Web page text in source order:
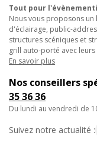
contre-jour, tout en
rendu colorimétrique
- Création de contre-
- Utilisation sur
en théâtre
- Mise en valeur de
une lumière bleue
- Intégration à des
Tout pour
Nous vous proposons
d'éclairage, public-
structures scéniques et
grill auto-porté avec
En savoir plus
Nos conseillers
35 36 36
du lundi au vendredi de
Suivez notre actualité :